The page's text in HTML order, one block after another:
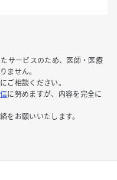
サービスのため、医師・医療
ません。
にご相談ください。
に努めますが、内容を完全に
をお願いいたします。